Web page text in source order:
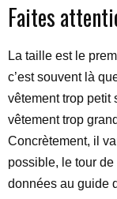
Faites
La taille est le
c’est souvent là
vêtement trop petit
vêtement trop
Concrètement, il
possible, le tour
données au guide